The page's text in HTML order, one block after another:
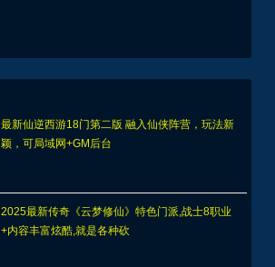
最新仙逆西游18门第二版 融入仙侠阵营，玩法新
颖，可局域网+GM后台
2025最新传奇《云梦修仙》特色门派,战士8职业
+内容丰富炫酷,就是各种砍